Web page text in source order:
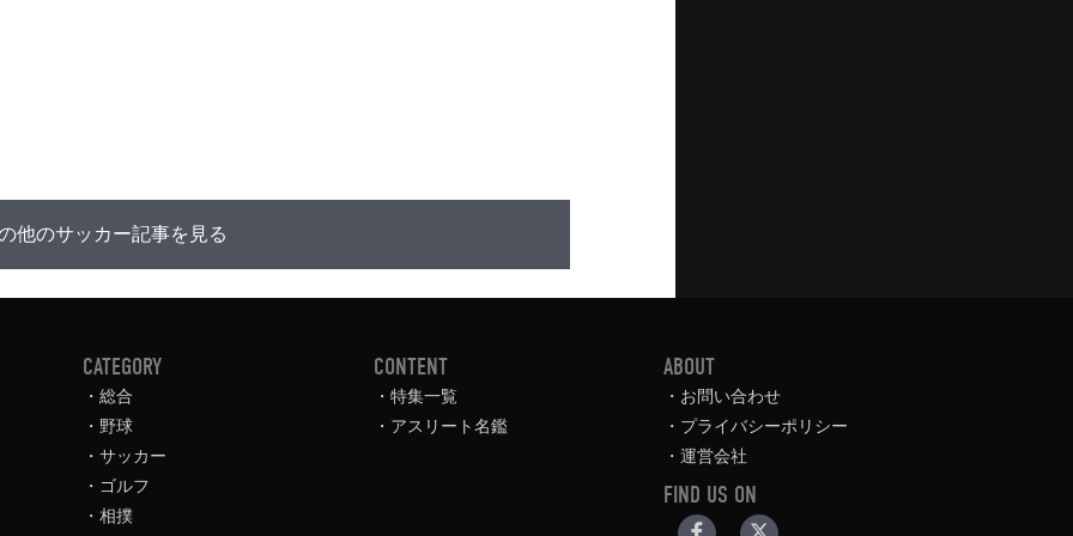
他のサッカー記事を見る
CATEGORY
総合
野球
サッカー
ゴルフ
相撲
CONTENT
特集一覧
アスリート名鑑
ABOUT
お問い合わせ
プライバシーポリシー
運営会社
FIND US ON